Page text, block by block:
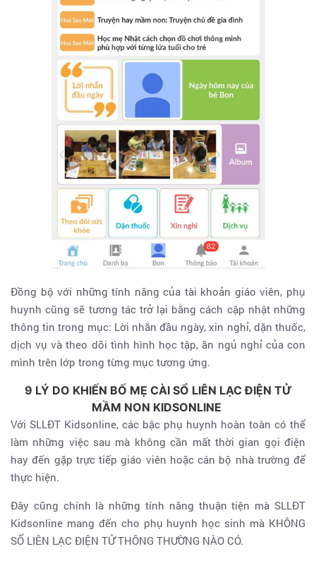
Đồng bộ với những tính năng của tài khoản giáo viên, phụ
huynh cũng sẽ tương tác trở lại bằng cách cập nhật những
thông tin trong mục: Lời nhắn đầu ngày, xin nghỉ, dặn thuốc,
dịch vụ và theo dõi tình hình học tập, ăn ngủ nghỉ của con
mình trên lớp trong từng mục tương ứng.
9 LÝ DO KHIẾN BỐ MẸ CÀI SỔ LIÊN LẠC ĐIỆN TỬ
MẦM NON KIDSONLINE
Với SLLĐT Kidsonline, các bậc phụ huynh hoàn toàn có thể
làm những việc sau mà không cần mất thời gian gọi điện
hay đến gặp trực tiếp giáo viên hoặc cán bộ nhà trường để
thực hiện.
Đây cũng chính là những tính năng thuận tiện mà SLLĐT
Kidsonline mang đến cho phụ huynh học sinh mà KHÔNG
SỔ LIÊN LẠC ĐIỆN TỬ THÔNG THƯỜNG NÀO CÓ.